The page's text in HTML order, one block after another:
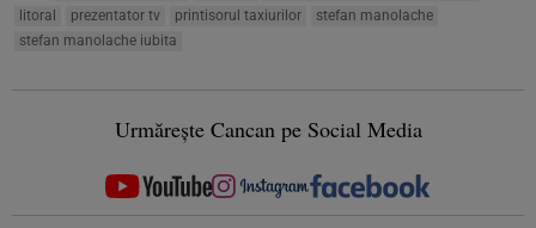
litoral
prezentator tv printisorul taxiurilor
stefan manolache
stefan manolache iubita
Urmărește Cancan pe Social Media